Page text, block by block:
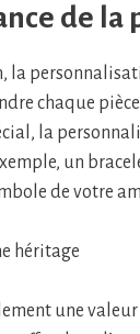
de
la
chaque
la
un
de votre
héritage
une